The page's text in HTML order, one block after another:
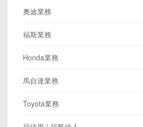
奧迪業務
福斯業務
Honda業務
馬自達業務
Toyota業務